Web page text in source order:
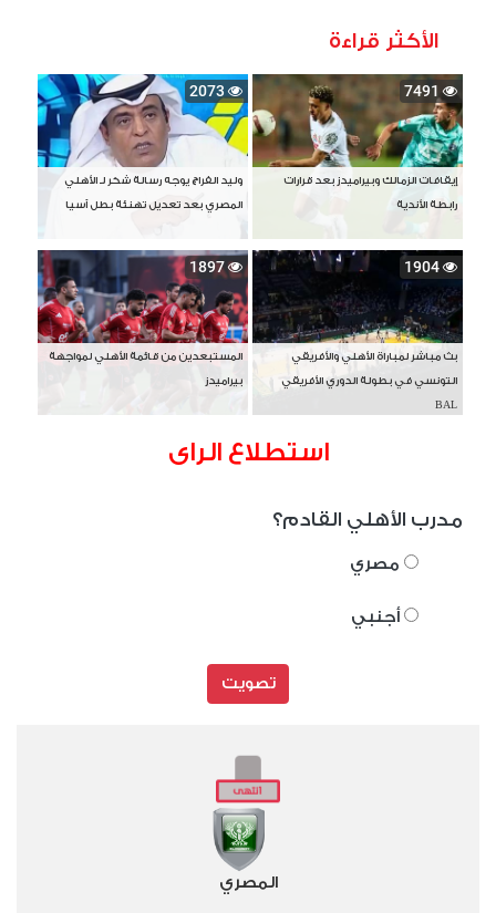
الأكثر قراءة
7491
إيقافات الزمالك وبيراميدز بعد قرارات
رابطة الأندية
2073
وليد الفراج يوجه رسالة شكر لـ الأهلي
المصري بعد تعديل تهنئة بطل آسيا
1904
بث مباشر لمباراة الأهلي والأفريقي
التونسي في بطولة الدوري الأفريقي
BAL
1897
المستبعدين من قائمة الأهلي لمواجهة
بيراميدز
استطلاع الراى
مدرب الأهلي القادم؟
مصري
أجنبي
تصويت
المصري